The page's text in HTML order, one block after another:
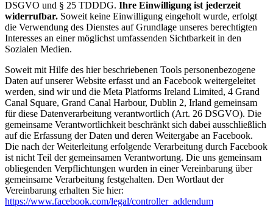
DSGVO und § 25 TDDDG. Ihre Einwilligung ist jederzeit
widerrufbar. Soweit keine Einwilligung eingeholt wurde, erfolgt
die Verwendung des Dienstes auf Grundlage unseres berechtigten
Interesses an einer möglichst umfassenden Sichtbarkeit in den
Sozialen Medien.
Soweit mit Hilfe des hier beschriebenen Tools personenbezogene
Daten auf unserer Website erfasst und an Facebook weitergeleitet
werden, sind wir und die Meta Platforms Ireland Limited, 4 Grand
Canal Square, Grand Canal Harbour, Dublin 2, Irland gemeinsam
für diese Datenverarbeitung verantwortlich (Art. 26 DSGVO). Die
gemeinsame Verantwortlichkeit beschränkt sich dabei ausschließlich
auf die Erfassung der Daten und deren Weitergabe an Facebook.
Die nach der Weiterleitung erfolgende Verarbeitung durch Facebook
ist nicht Teil der gemeinsamen Verantwortung. Die uns gemeinsam
obliegenden Verpflichtungen wurden in einer Vereinbarung über
gemeinsame Verarbeitung festgehalten. Den Wortlaut der
Vereinbarung erhalten Sie hier:
https://www.facebook.com/legal/controller_addendum